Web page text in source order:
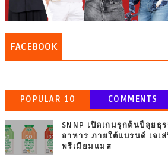
FACEBOOK
POPULAR 10 COMMENTS
SNNP เปิดเกมรุกต้นปีลุย
อาหาร ภายใต้แบรนด์ เจเ
พรีเมียมแมส